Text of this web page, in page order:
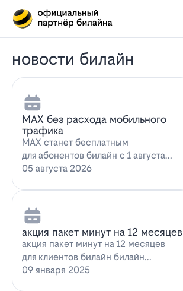
новости билайн
MAX без расхода мобильного
трафика
MAX станет бесплатным
для абонентов билайн с 1 августа
2026 года использование
05 августа 2026
акция пакет минут на 12 месяцев
акция пакет минут на 12 месяцев
для клиентов билайн билайн
запускает новое выгодное
09 января 2025